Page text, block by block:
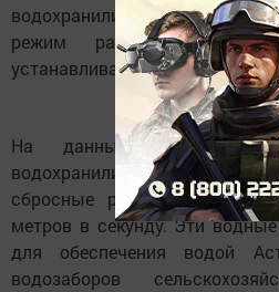
водохранилища. Также в
режим работы
устанавливается по указанию
На данный момент
водохранилища
сбросные расходы
метров в секунду. Эти
для обеспечения водой
водозаборов